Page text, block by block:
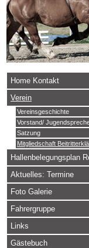
Home Kontakt
Verein
Vereinsgeschichte
Vorstand/
Satzung
Mitgliedschaft
Hallenbelegungsplan
Aktuelles: Termine
Foto Galerie
Fahrergruppe
Links
Gästebuch